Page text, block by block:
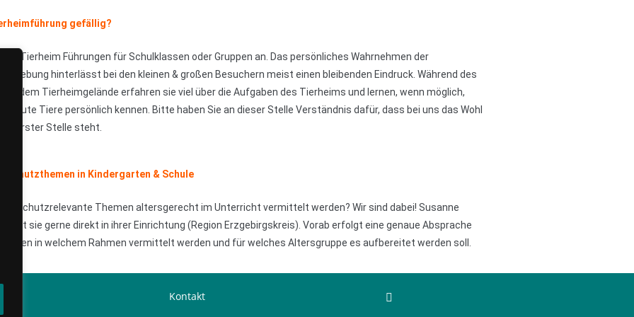
gefällig?
im Tierheim Führungen für Schulklassen oder Gruppen an. Das persönliches Wahrnehmen der
hinterlässt bei den kleinen & großen Besuchern meist einen bleibenden Eindruck. Während des
dem Tierheimgelände erfahren sie viel über die Aufgaben des Tierheims und lernen, wenn möglich,
Tiere persönlich kennen. Bitte haben Sie an dieser Stelle Verständnis dafür, dass bei uns das Wohl
erster Stelle steht.
in Kindergarten & Schule
tierschutzrelevante Themen altersgerecht im Unterricht vermittelt werden? Wir sind dabei! Susanne
sie gerne direkt in ihrer Einrichtung (Region Erzgebirgskreis). Vorab erfolgt eine genaue Absprache
in welchem Rahmen vermittelt werden und für welches Altersgruppe es aufbereitet werden soll.
Kontakt